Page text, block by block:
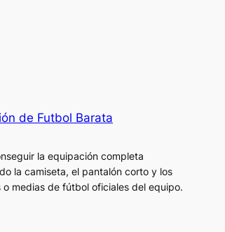
de Futbol Barata
la equipación completa
la camiseta, el pantalón corto y los
o medias de fútbol oficiales del equipo.